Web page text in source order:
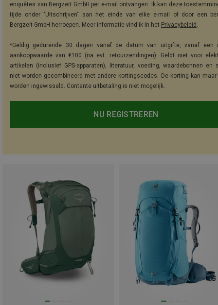
enquêtes van Bergzeit GmbH per e-mail ontvangen. Ik kan deze
tijde onder "Uitschrijven" aan het einde van elke e-mail of door een
Bergzeit GmbH herroepen. Meer informatie vind ik in het Privacybeleid .
*Geldig gedurende 30 dagen vanaf de datum van uitgifte, vanaf een
aankoopwaarde van €100 (na evt. retourzendingen). Geldt niet voor
artikelen (inclusief GPS-apparaten), literatuur, voeding, waardebonnen en
niet worden gecombineerd met andere kortingscodes. De korting kan maar
worden ingewisseld. Contante uitbetaling is niet mogelijk.
NU REGISTREREN